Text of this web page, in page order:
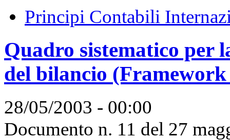
Principi Contabili
Quadro sistematico per
del bilancio
28/05/2003 - 00:00
Documento n. 11 del 27